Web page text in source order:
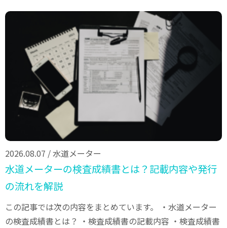
2026.08.07 /水道メーター
水道メーターの検査成績書とは？記載内容や発行
の流れを解説
この記事では次の内容をまとめています。 ・水道メーター
の検査成績書とは？ ・検査成績書の記載内容 ・検査成績書